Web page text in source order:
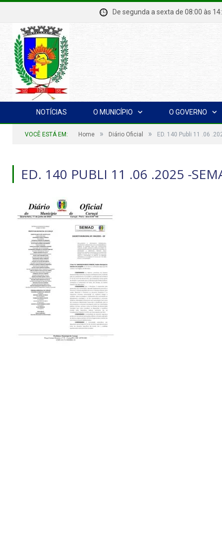
De segunda a sexta de 08:00
NOTÍCIAS O MUNICÍPIO O GOVERNO
VOCÊ ESTÁ EM: Home » Diário Oficial » ED. 140 Publi 11 .06
ED. 140 PUBLI 11 .06 .2025 -